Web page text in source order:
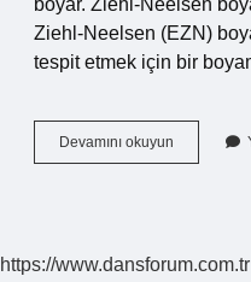
boyar. Ziehl-Neelsen
Ziehl-Neelsen (EZN)
tespit etmek için bir
Devamını okuyun Kinyoun
Boyama
https://www.dansforum.com.tr